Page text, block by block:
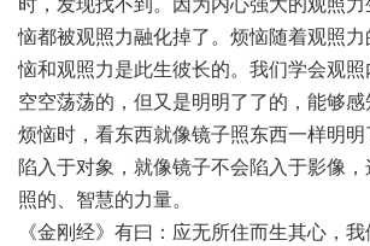
恼都被观照力融化掉了。烦恼随着观照
恼和观照力是此生彼长的。我们学会观
空空荡荡的，但又是明明了了的，能够
烦恼时，看东西就像镜子照东西一样明
陷入于对象，就像镜子不会陷入于影像
照的、智慧的力量。
《金刚经》有曰：应无所住而生其心，